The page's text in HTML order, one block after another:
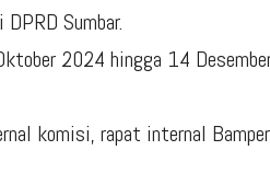
Sumbar.
2024 hingga 14
komisi, rapat internal